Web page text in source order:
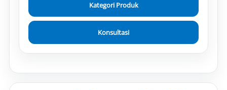
Kategori Produk
Konsultasi